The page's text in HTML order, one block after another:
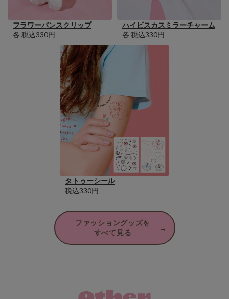
フラワーバンスクリップ
各 税込330円
ハイビスカスミラーチャーム
各 税込330円
タトゥーシール
税込330円
ファッショングッズを
すべて見る